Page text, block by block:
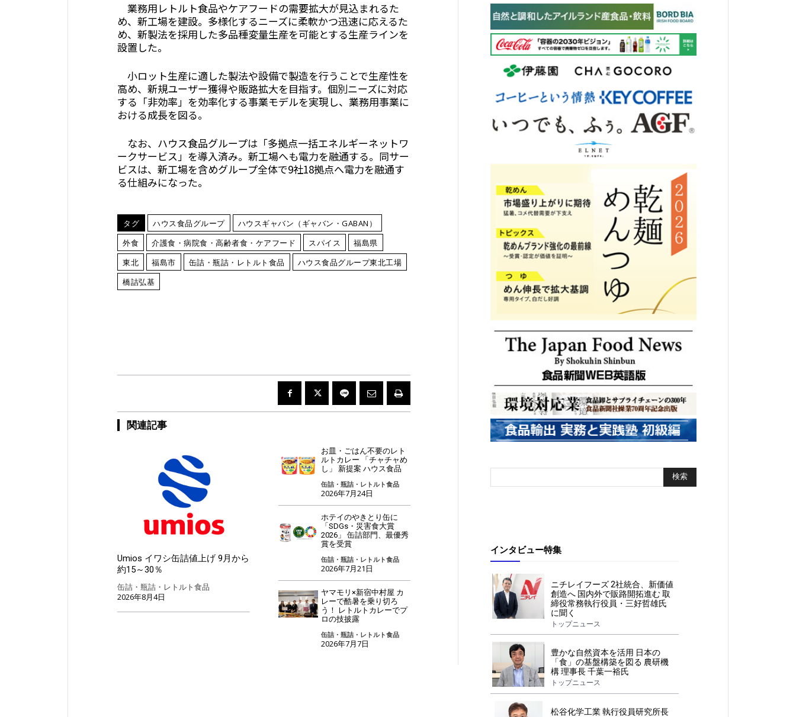
業務用レトルト食品やケアフードの需要拡大が見込まれるた
め、新工場を建設。多様化するニーズに柔軟かつ迅速に応えるた
め、新製法を採用した多品種変量生産を可能とする生産ラインを
設置した。
小ロット生産に適した製法や設備で製造を行うことで生産性を
高め、新規ユーザー獲得や販路拡大を目指す。個別ニーズに対応
する「非効率」を効率化する事業モデルを実現し、業務用事業に
おける成長を図る。
なお、ハウス食品グループは「多拠点一括エネルギーネットワ
ークサービス」を導入済み。新工場へも電力を融通する。同サー
ビスは、新工場を含めグループ全体で9社18拠点へ電力を融通す
る仕組みになった。
タグ ハウス食品グループ
ハウスギャバン（ギャバン・GABAN）
外食
介護食・病院食・高齢者食・ケアフード スパイス
福島県
東北
福島市 缶詰・瓶詰・レトルト食品
ハウス食品グループ東北工場
橋詰弘基
関連記事
Umios イワシ缶詰値上げ 9月から
約15～30％
缶詰・瓶詰・レトルト食品
2026年8月4日
お皿・ごはん不要のレト
ルトカレー 「チャチャめ
し」 新提案 ハウス食品
缶詰・瓶詰・レトルト食品
2026年7月24日
ホテイのやきとり缶に
「SDGs・災害食大賞
2026」 缶詰部門、最優秀
賞を受賞
缶詰・瓶詰・レトルト食品
2026年7月21日
ヤマモリ×新宿中村屋 カ
レーで酷暑を乗り切ろ
う！ レトルトカレーでプ
ロの技披露
缶詰・瓶詰・レトルト食品
2026年7月7日
インタビュー特集
ニチレイフーズ 2社統合、新価値
創造へ 国内外で販路開拓進む 取
締役常務執行役員・三好哲雄氏
に聞く
トップニュース
豊かな自然資本を活用 日本の
「食」の基盤構築を図る 農研機
構 理事長 千葉一裕氏
トップニュース
松谷化学工業 執行役員研究所長